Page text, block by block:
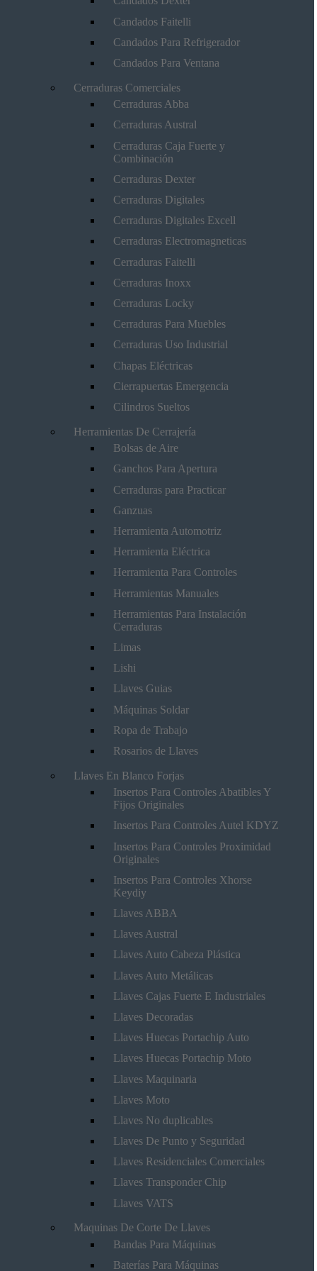
Candados Faitelli
Candados Para Refrigerador
Candados Para Ventana
Cerraduras Comerciales
Cerraduras Abba
Cerraduras Austral
Cerraduras Caja Fuerte y
Combinación
Cerraduras Dexter
Cerraduras Digitales
Cerraduras Digitales Excell
Cerraduras Electromagneticas
Cerraduras Faitelli
Cerraduras Inoxx
Cerraduras Locky
Cerraduras Para Muebles
Cerraduras Uso Industrial
Chapas Eléctricas
Cierrapuertas Emergencia
Cilindros Sueltos
Herramientas De Cerrajería
Bolsas de Aire
Ganchos Para Apertura
Cerraduras para Practicar
Ganzuas
Herramienta Automotriz
Herramienta Eléctrica
Herramienta Para Controles
Herramientas Manuales
Herramientas Para Instalación
Cerraduras
Limas
Lishi
Llaves Guias
Máquinas Soldar
Ropa de Trabajo
Rosarios de Llaves
Llaves En Blanco Forjas
Insertos Para Controles Abatibles Y
Fijos Originales
Insertos Para Controles Autel KDYZ
Insertos Para Controles Proximidad
Originales
Insertos Para Controles Xhorse
Keydiy
Llaves ABBA
Llaves Austral
Llaves Auto Cabeza Plástica
Llaves Auto Metálicas
Llaves Cajas Fuerte E Industriales
Llaves Decoradas
Llaves Huecas Portachip Auto
Llaves Huecas Portachip Moto
Llaves Maquinaria
Llaves Moto
Llaves No duplicables
Llaves De Punto y Seguridad
Llaves Residenciales Comerciales
Llaves Transponder Chip
Llaves VATS
Maquinas De Corte De Llaves
Bandas Para Máquinas
Baterías Para Máquinas